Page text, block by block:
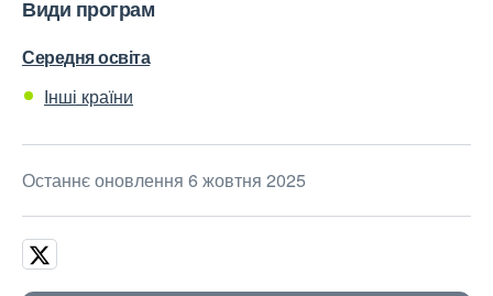
Види програм
Середня освіта
Інші країни
Останнє оновлення 6 жовтня 2025